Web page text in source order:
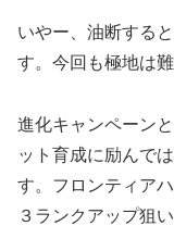
いやー、油断する
す。今回も極地は難
進化キャンペーン
ット育成に励んで
す。フロンティア
３ランクアップ狙